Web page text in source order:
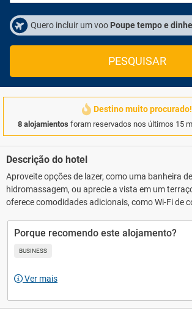
Quero incluir um voo Poupe tempo e
PESQUISAR
Destino muito procurado!
8 alojamientos foram reservados nos últimos 15
Descrição do hotel
Aproveite opções de lazer, como uma banheira de
hidromassagem, ou aprecie a vista em um
oferece comodidades adicionais, como Wi-Fi de
presentes incluem check-in expresso, check-out
multilíngue..
Porque recomendo este alojamento?
BUSINESS
Ver mais